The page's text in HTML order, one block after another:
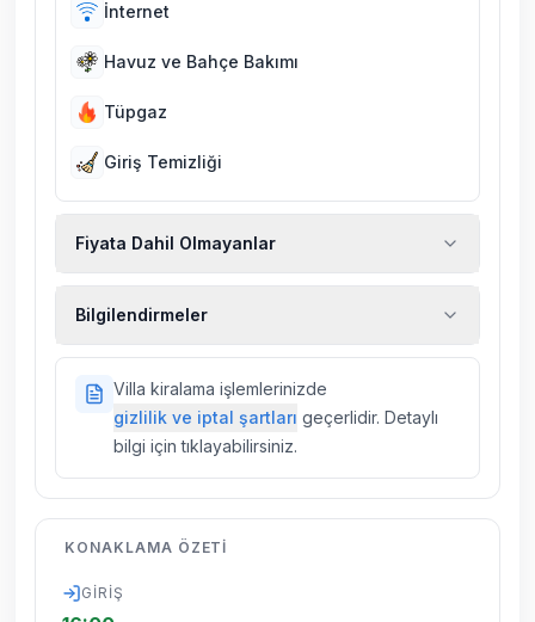
İnternet
Havuz ve Bahçe Bakımı
Tüpgaz
Giriş Temizliği
Fiyata Dahil Olmayanlar
sigortaları fiyatlara dahil değildir.
Bilgilendirmeler
villalarımızda düzenli olarak ilaçlama
yapılmaktadır. Buna rağmen çevrede
kelebek, böcek, sinek vs. bulunma ihtimali
dönemsel olarak altyapı çalışmaları
yapılabilmektedir. Bu çalışma nedeniyle yol
Villa kiralama işlemlerinizde
gizlilik ve iptal şartları geçerlidir. Detaylı
bilgi için tıklayabilirsiniz.
KONAKLAMA ÖZETI
GIRIŞ